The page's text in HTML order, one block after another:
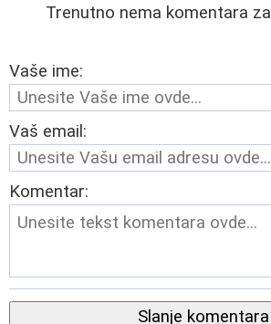
Trenutno nema komentara
Vaše ime:
Vaš email:
Komentar:
Slanje komentara